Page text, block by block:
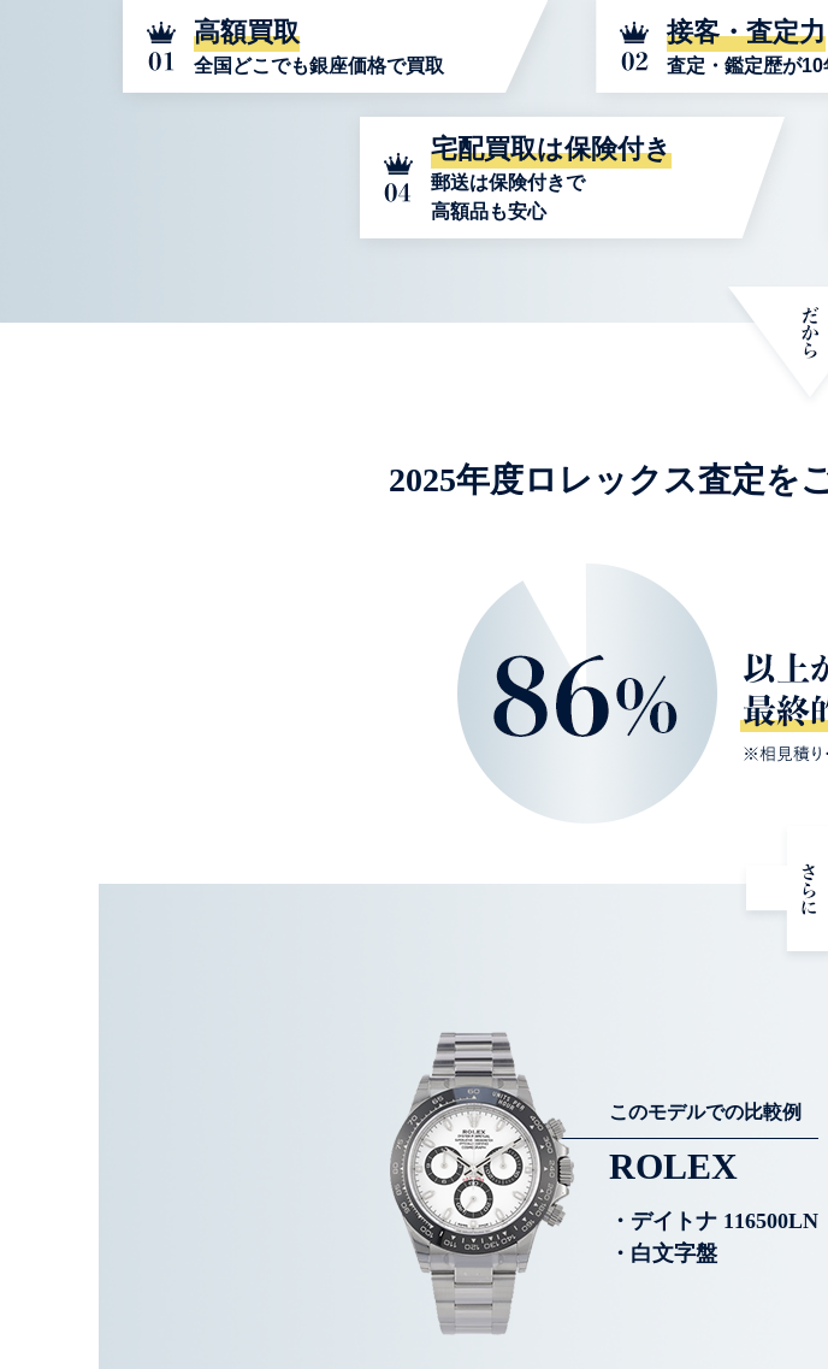
高額買取
全国どこでも銀座価格で買取
接客・査定力
査定・鑑定歴が10
宅配買取は保険付き
郵送は保険付きで
高額品も安心
2025年度ロレックス査定を
このモデルでの比較例
ROLEX
・デイトナ 116500LN
・白文字盤